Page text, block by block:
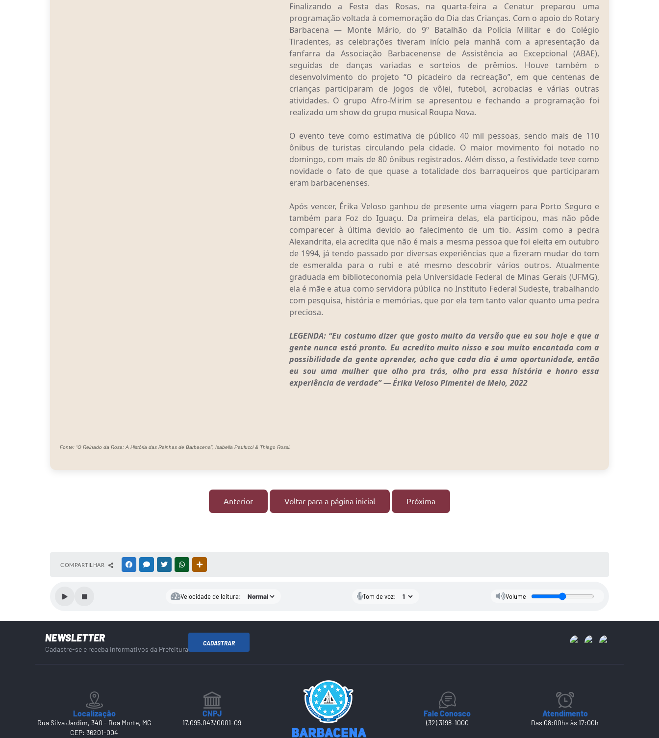
Finalizando a Festa das Rosas, na quarta-feira a Cenatur preparou uma
programação voltada à comemoração do Dia das Crianças. Com o apoio do Rotary
Barbacena — Monte Mário, do 9º Batalhão da Polícia Militar e do Colégio
Tiradentes, as celebrações tiveram início pela manhã com a apresentação da
fanfarra da Associação Barbacenense de Assistência ao Excepcional (ABAE),
seguidas de danças variadas e sorteios de prêmios. Houve também o
desenvolvimento do projeto “O picadeiro da recreação”, em que centenas de
crianças participaram de jogos de vôlei, futebol, acrobacias e várias outras
atividades. O grupo Afro-Mirim se apresentou e fechando a programação foi
realizado um show do grupo musical Roupa Nova.
O evento teve como estimativa de público 40 mil pessoas, sendo mais de 110
ônibus de turistas circulando pela cidade. O maior movimento foi notado no
domingo, com mais de 80 ônibus registrados. Além disso, a festividade teve como
novidade o fato de que quase a totalidade dos barraqueiros que participaram
eram barbacenenses.
Após vencer, Érika Veloso ganhou de presente uma viagem para Porto Seguro e
também para Foz do Iguaçu. Da primeira delas, ela participou, mas não pôde
comparecer à última devido ao falecimento de um tio. Assim como a pedra
Alexandrita, ela acredita que não é mais a mesma pessoa que foi eleita em outubro
de 1994, já tendo passado por diversas experiências que a fizeram mudar do tom
de esmeralda para o rubi e até mesmo descobrir vários outros. Atualmente
graduada em biblioteconomia pela Universidade Federal de Minas Gerais (UFMG),
ela é mãe e atua como servidora pública no Instituto Federal Sudeste, trabalhando
com pesquisa, história e memórias, que por ela tem tanto valor quanto uma pedra
preciosa.
LEGENDA: “Eu costumo dizer que gosto muito da versão que eu sou hoje e que a
gente nunca está pronto. Eu acredito muito nisso e sou muito encantada com a
possibilidade da gente aprender, acho que cada dia é uma oportunidade, então
eu sou uma mulher que olho pra trás, olho pra essa história e honro essa
experiência de verdade” — Érika Veloso Pimentel de Melo, 2022
Fonte: “O Reinado da Rosa: A História das Rainhas de Barbacena”, Isabella Paulucci & Thiago Rossi.
Anterior Voltar para a página inicial Próxima
COMPARTILHAR FACEBOOKMESSENGER
TWITTERWHATSAPP
Velocidade de leitura: Tom de voz: Volume
NEWSLETTER
Cadastre-se e receba informativos da Prefeitura
CADASTRAR
Localização
Rua Silva Jardim, 340 - Boa Morte, MG
CEP: 36201-004
CNPJ
17.095.043/0001-09
Fale Conosco
(32) 3198-1000
Atendimento
Das 08:00hs às 17:00h